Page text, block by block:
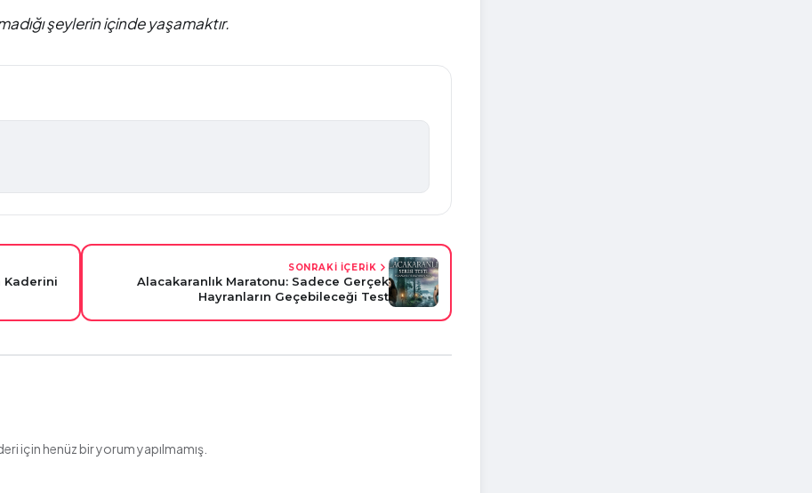
şeylerin içinde yaşamaktır.
Kaderini
SONRAKİ İÇERİK
Alacakaranlık Maratonu: Sadece Gerçek
Hayranların Geçebileceği Test
için henüz bir yorum yapılmamış.